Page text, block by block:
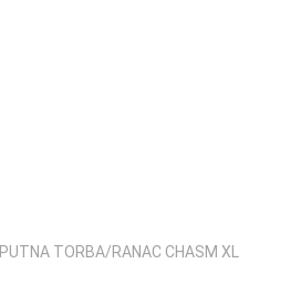
PUTNA TORBA/RANAC CHASM XL